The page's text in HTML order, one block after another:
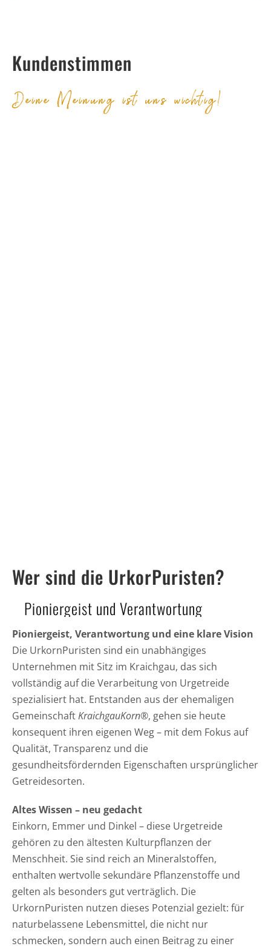
Kundenstimmen
Deine Meinung ist uns wichtig!
Wer sind die UrkorPuristen?
Pioniergeist und Verantwortung
Pioniergeist, Verantwortung und eine klare Vision
Die UrkornPuristen sind ein unabhängiges
Unternehmen mit Sitz im Kraichgau, das sich
vollständig auf die Verarbeitung von Urgetreide
spezialisiert hat. Entstanden aus der ehemaligen
GemeinschaftKraichgauKorn®, gehen sie heute
konsequent ihren eigenen Weg – mit dem Fokus auf
Qualität, Transparenz und die
gesundheitsfördernden Eigenschaften ursprünglicher
Getreidesorten.
Altes Wissen – neu gedacht
Einkorn, Emmer und Dinkel – diese Urgetreide
gehören zu den ältesten Kulturpflanzen der
Menschheit. Sie sind reich an Mineralstoffen,
enthalten wertvolle sekundäre Pflanzenstoffe und
gelten als besonders gut verträglich. Die
UrkornPuristen nutzen dieses Potenzial gezielt: für
naturbelassene Lebensmittel, die nicht nur
schmecken, sondern auch einen Beitrag zu einer